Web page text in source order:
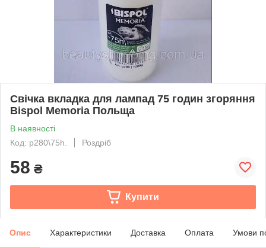
Свічка вкладка для лампад 75 годин згоряння
Bispol Memoria Польща
В наявності
Код: p280\75h.
Роздріб
58 ₴
Купити
Опис Характеристики Доставка Оплата Умови